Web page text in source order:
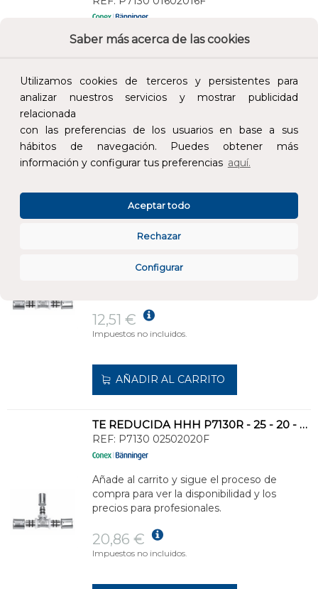
Saber más acerca de las cookies
Utilizamos cookies de terceros y persistentes para
analizar nuestros servicios y mostrar publicidad
relacionada
con las preferencias de los usuarios en base a sus
hábitos de navegación. Puedes obtener más
información y configurar tus preferencias aquí.
Configurar
Rechazar
Aceptar todo
Añade al carrito y sigue el proceso de
13,03 €
AÑADIR AL CARRITO
REF:P7130 02001620F
compra para ver la disponibilidad y los
12,51 €
Impuestos no incluidos.
AÑADIR AL CARRITO
TE REDUCIDA HHH P7130R - 25 - 20 - 20MM
REF: P7130 02502020F
Añade al carrito y sigue el proceso de
compra para ver la disponibilidad y los
precios para profesionales.
20,86 €
Impuestos no incluidos.